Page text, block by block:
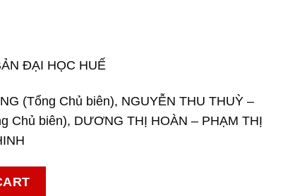
ĐẠI HỌC HUẾ
(Tổng Chủ biên), NGUYỄN THU THUỲ –
Chủ biên), DƯƠNG THỊ HOÀN – PHẠM THỊ
(Lâm nghiệp, thuỷ sản) quantity